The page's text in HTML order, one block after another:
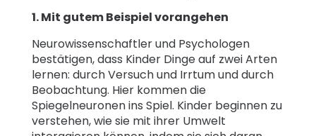
1. Mit gutem Beispiel vorangehen
Neurowissenschaftler und Psychologen
bestätigen, dass Kinder Dinge auf zwei Arten
lernen: durch Versuch und Irrtum und durch
Beobachtung. Hier kommen die
Spiegelneuronen ins Spiel. Kinder beginnen zu
verstehen, wie sie mit ihrer Umwelt